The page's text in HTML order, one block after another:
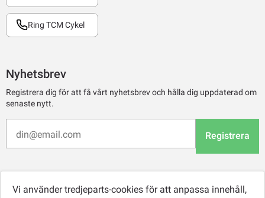
Ring TCM Cykel
Nyhetsbrev
Registrera dig för att få vårt nyhetsbrev och hålla dig uppdaterad om
senaste nytt.
Registrera
Vi använder tredjeparts-cookies för att anpassa innehåll,